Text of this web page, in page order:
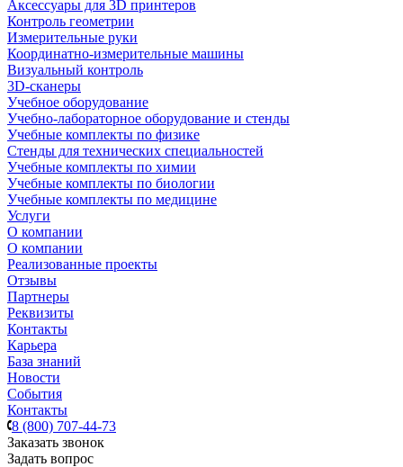
Аксессуары для 3D принтеров
Контроль геометрии
Измерительные руки
Координатно-измерительные машины
Визуальный контроль
3D-сканеры
Учебное оборудование
Учебно-лабораторное оборудование и стенды
Учебные комплекты по физике
Стенды для технических специальностей
Учебные комплекты по химии
Учебные комплекты по биологии
Учебные комплекты по медицине
Услуги
О компании
О компании
Реализованные проекты
Отзывы
Партнеры
Реквизиты
Контакты
Карьера
База знаний
Новости
События
Контакты
8 (800) 707-44-73
Заказать звонок
Задать вопрос